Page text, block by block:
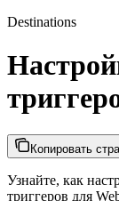
Destinations
Копировать
Узнайте, как
триггеров для